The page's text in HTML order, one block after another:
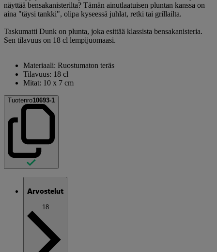
näyttää bensakanisterilta? Tämän ainutlaatuisen pluntan kanssa on
aina "täysi tankki", olipa kyseessä juhlat, retki tai grillailta.
Taskumatti Dunk on plunta, joka esittää klassista bensakanisteria.
Sen tilavuus on 18 cl lempijuomaasi.
Materiaali: Ruostumaton teräs
Tilavuus: 18 cl
Mitat: 10 x 7 cm
Tuotenro10693-1
Arvostelut
18